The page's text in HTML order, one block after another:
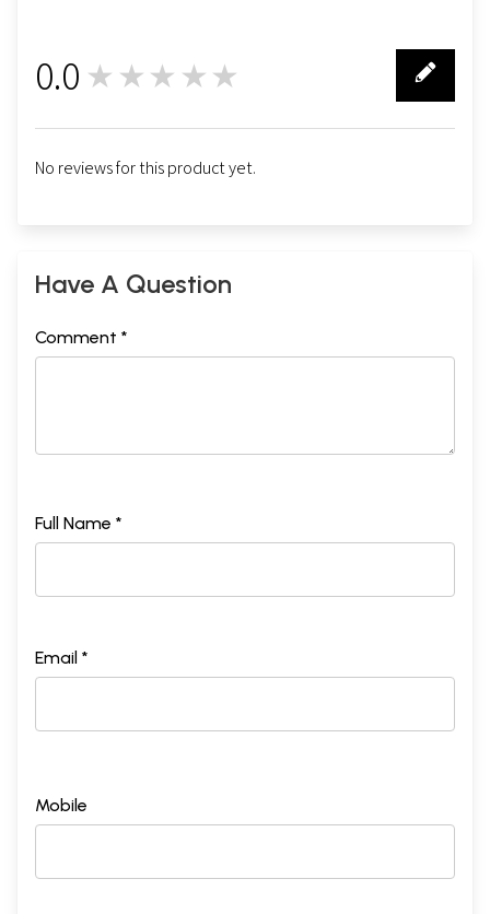
0.0 ★★★★★
No reviews for this product yet.
Have A Question
Comment *
Full Name *
Email *
Mobile